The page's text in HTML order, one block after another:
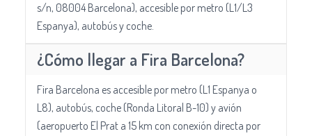
s/n, 08004 Barcelona), accesible por metro (L1/L3
Espanya), autobús y coche.
¿Cómo llegar a Fira Barcelona?
Fira Barcelona es accesible por metro (L1 Espanya o
L8), autobús, coche (Ronda Litoral B-10) y avión
(aeropuerto El Prat a 15 km con conexión directa por